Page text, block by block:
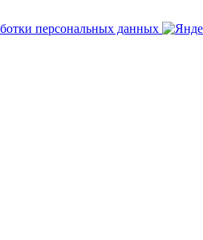
персональных данных